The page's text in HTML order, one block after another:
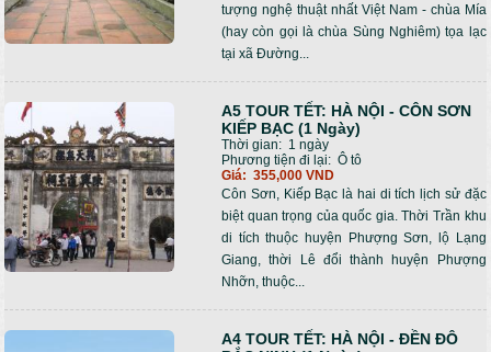
tượng nghệ thuật nhất Việt Nam - chùa Mía
(hay còn gọi là chùa Sùng Nghiêm) tọa lạc
tại xã Đường...
A5 TOUR TẾT: HÀ NỘI - CÔN SƠN
KIẾP BẠC (1 Ngày)
Thời gian: 1 ngày
Phương tiện đi lại: Ô tô
Giá: 355,000 VND
Côn Sơn, Kiếp Bạc là hai di tích lịch sử đặc
biệt quan trọng của quốc gia. Thời Trần khu
di tích thuộc huyện Phượng Sơn, lộ Lạng
Giang, thời Lê đổi thành huyện Phượng
Nhỡn, thuộc...
A4 TOUR TẾT: HÀ NỘI - ĐỀN ĐÔ